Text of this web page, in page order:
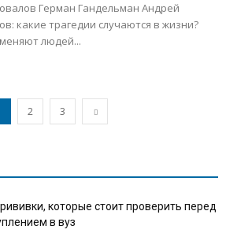
Герман Гандельман Андрей
какие трагедии случаются в жизни?
людей...
2 3
которые стоит проверить перед
в вуз